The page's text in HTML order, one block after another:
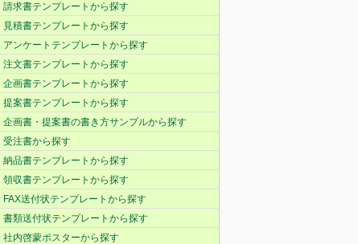
請求書テンプレートから探す
見積書テンプレートから探す
アンケートテンプレートから探す
注文書テンプレートから探す
企画書テンプレートから探す
提案書テンプレートから探す
企画書・提案書の書き方サンプルから探す
受注書から探す
納品書テンプレートから探す
領収書テンプレートから探す
FAX送付状テンプレートから探す
書類送付状テンプレートから探す
社内啓蒙ポスターから探す